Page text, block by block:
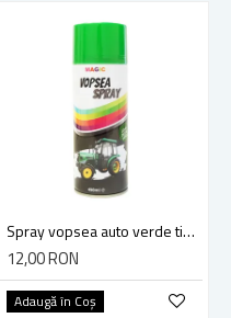
Spray vopsea auto verde tip John Deere profesionala cu uscare rapida 450ml MAGIC
12,00 RON
Adaugă în Coş